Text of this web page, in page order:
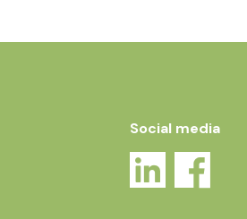
Social media